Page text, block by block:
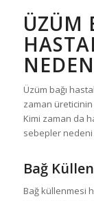
ÜZÜM
Üzüm bağı
zaman üreticinin
Kimi zaman da
sebepler nedeni
Bağ
Bağ küllenmesi